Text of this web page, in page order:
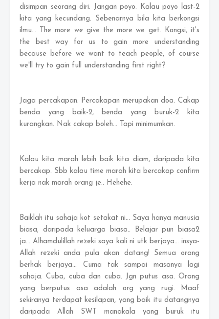
disimpan seorang diri. Jangan poyo. Kalau poyo last-2
kita yang kecundang. Sebenarnya bila kita berkongsi
ilmu... The more we give the more we get. Kongsi, it's
the best way for us to gain more understanding
because before we want to teach people, of course
we'll try to gain full understanding first right?
Jaga percakapan. Percakapan merupakan doa. Cakap
benda yang baik-2, benda yang buruk-2 kita
kurangkan. Nak cakap boleh... Tapi minimumkan.
Kalau kita marah lebih baik kita diam, daripada kita
bercakap. Sbb kalau time marah kita bercakap confirm
kerja nak marah orang je.. Hehehe.
Baiklah itu sahaja kot setakat ni... Saya hanya manusia
biasa, daripada keluarga biasa.. Belajar pun biasa2
ja... Alhamdulillah rezeki saya kali ni utk berjaya... insya-
Allah rezeki anda pula akan datang! Semua orang
berhak berjaya... Cuma tak sampai masanya lagi
sahaja. Cuba, cuba dan cuba. Jgn putus asa. Orang
yang berputus asa adalah org yang rugi. Maaf
sekiranya terdapat kesilapan, yang baik itu datangnya
daripada Allah SWT manakala yang buruk itu